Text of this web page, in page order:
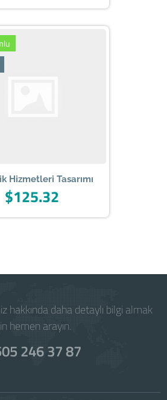
Hizmetleri Tasarımı
$125.32
hakkında daha detaylı bilgi almak
hemen arayın.
246 37 87